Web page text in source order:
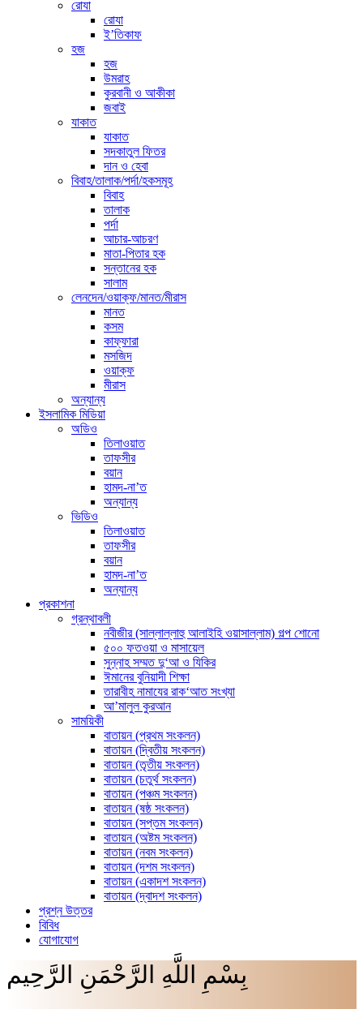
রোযা
রোযা
ই’তিকাফ
হজ
হজ
উমরাহ
কুরবানী ও আকীকা
জবাই
যাকাত
যাকাত
সদকাতুল ফিতর
দান ও হেবা
বিবাহ/তালাক/পর্দা/হকসমূহ
বিবাহ
তালাক
পর্দা
আচার-আচরণ
মাতা-পিতার হক
সন্তানের হক
সালাম
লেনদেন/ওয়াক্ফ/মানত/মীরাস
মানত
কসম
কাফ্ফারা
মসজিদ
ওয়াক্ফ
মীরাস
অন্যান্য
ইসলামিক মিডিয়া
অডিও
তিলাওয়াত
তাফসীর
বয়ান
হামদ-না’ত
অন্যান্য
ভিডিও
তিলাওয়াত
তাফসীর
বয়ান
হামদ-না’ত
অন্যান্য
প্রকাশনা
গ্রন্থাবলী
নবীজীর (সাল্লাল্লাহু আলাইহি ওয়াসাল্লাম) গল্প শোনো
৫০০ ফতওয়া ও মাসায়েল
সুন্নাহ সম্মত দু‘আ ও যিকির
ঈমানের বুনিয়াদী শিক্ষা
তারাবীহ নামাযের রাক‘আত সংখ্যা
আ’মালুল কুরআন
সাময়িকী
বাতায়ন (প্রথম সংকলন)
বাতায়ন (দ্বিতীয় সংকলন)
বাতায়ন (তৃতীয় সংকলন)
বাতায়ন (চতুর্থ সংকলন)
বাতায়ন (পঞ্চম সংকলন)
বাতায়ন (ষষ্ঠ সংকলন)
বাতায়ন (সপ্তম সংকলন)
বাতায়ন (অষ্টম সংকলন)
বাতায়ন (নবম সংকলন)
বাতায়ন (দশম সংকলন)
বাতায়ন (একাদশ সংকলন)
বাতায়ন (দ্বাদশ সংকলন)
প্রশ্ন উত্তর
বিবিধ
যোগাযোগ
بِسْمِ اللَّهِ الرَّحْمَنِ الرَّحِيم